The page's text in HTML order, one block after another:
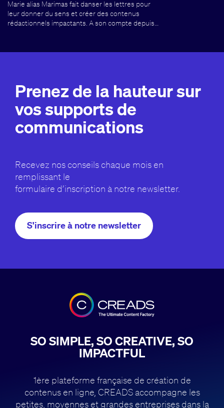
Marie alias Marimas fait danser les lettres pour
leur donner du sens et créer des contenus
rédactionnels impactants. A son compte depuis…
Prenez de la hauteur sur
vos supports de
communications
Recevez nos conseils chaque mois en
remplissant le
formulaire d’inscription à notre newsletter.
S'inscrire à notre newsletter
SO SIMPLE, SO CREATIVE, SO
IMPACTFUL
1ère plateforme française de création de
contenus en ligne, CREADS accompagne les
petites, moyennes et grandes entreprises dans la